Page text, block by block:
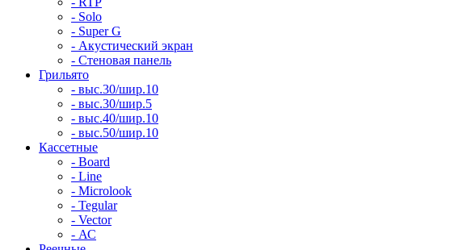
- Solo
- Super G
- Акустический экран
- Стеновая панель
Грильято
- выс.30/шир.10
- выс.30/шир.5
- выс.40/шир.10
- выс.50/шир.10
Кассетные
- Board
- Line
- Microlook
- Tegular
- Vector
- АС